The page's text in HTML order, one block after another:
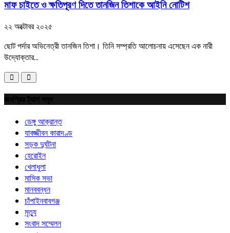
মাফ চাইতে ও ক্ষতিপূরণ দিতে তানজিন তিশাকে আইনি নোটিশ
২২ অক্টোবর ২০২৫
ছোট পর্দার অভিনেত্রী তানজিন তিশা। তিনি সম্প্রতি আলোচনায় এসেছেন এক নারী
উদ্যোক্তার...
ডেঙ্গু আক্রান্ত
যাবজ্জীবন কারাদণ্ড
সড়ক দুর্ঘটনা
হেরোইন
খেলাধুলা
মাসিক সভা
মানববন্ধন
চাঁপাইনবাবগঞ্জ
মৃত্যু
সংবাদ সম্মেলন